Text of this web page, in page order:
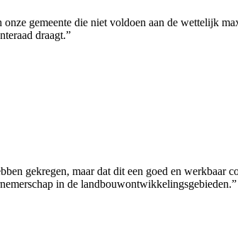
gemeente die niet voldoen aan de wettelijk
draagt.”
gekregen, maar dat dit een goed en werkbaar
in de landbouwontwikkelingsgebieden.”